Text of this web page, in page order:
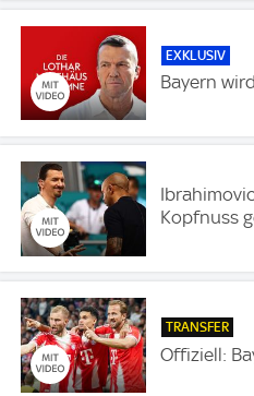
EXKLUSIV
Bayern
Kopfnuss
TRANSFER
Offiziell: